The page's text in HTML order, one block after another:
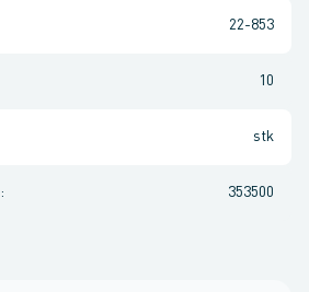
22-853
10
stk
: 353500